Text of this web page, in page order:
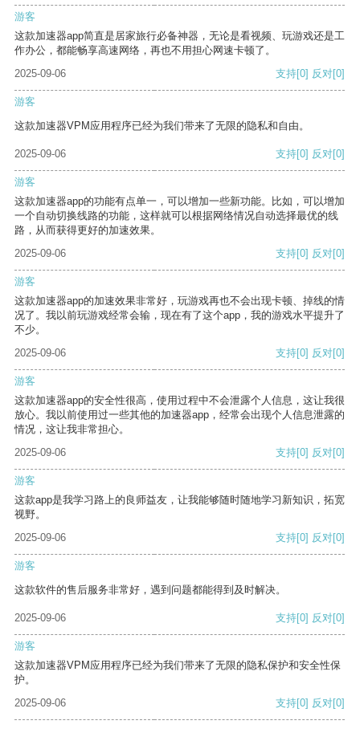
游客
这款加速器app简直是居家旅行必备神器，无论是看视频、玩游戏还是工
作办公，都能畅享高速网络，再也不用担心网速卡顿了。
2025-09-06
支持[0] 反对[0]
游客
这款加速器VPM应用程序已经为我们带来了无限的隐私和自由。
2025-09-06 支持[0] 反对[0]
游客
这款加速器app的功能有点单一，可以增加一些新功能。比如，可以增加
一个自动切换线路的功能，这样就可以根据网络情况自动选择最优的线
路，从而获得更好的加速效果。
2025-09-06
支持[0] 反对[0]
游客
这款加速器app的加速效果非常好，玩游戏再也不会出现卡顿、掉线的情
况了。我以前玩游戏经常会输，现在有了这个app，我的游戏水平提升了
不少。
2025-09-06
支持[0] 反对[0]
游客
这款加速器app的安全性很高，使用过程中不会泄露个人信息，这让我很
放心。我以前使用过一些其他的加速器app，经常会出现个人信息泄露的
情况，这让我非常担心。
2025-09-06
支持[0] 反对[0]
游客
这款app是我学习路上的良师益友，让我能够随时随地学习新知识，拓宽
视野。
2025-09-06
支持[0] 反对[0]
游客
这款软件的售后服务非常好，遇到问题都能得到及时解决。
2025-09-06 支持[0] 反对[0]
游客
这款加速器VPM应用程序已经为我们带来了无限的隐私保护和安全性保
护。
2025-09-06
支持[0] 反对[0]